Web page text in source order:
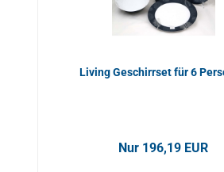
Living Geschirrset für 6
Nur 196,19 EUR